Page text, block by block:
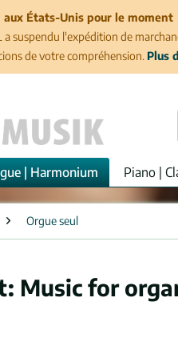
aux États-Unis pour le moment
a suspendu l'expédition de
de votre compréhension. Plus
| Harmonium Piano |
Orgue seul
Music for